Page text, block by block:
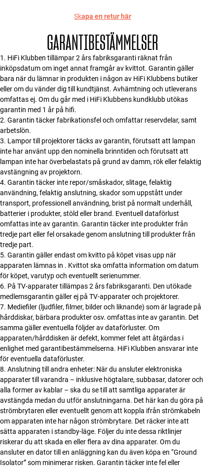
Skapa en retur här
GARANTIBESTÄMMELSER
HiFi Klubben tillämpar 2 års fabriksgaranti räknat från
inköpsdatum om inget annat framgår av kvittot. Garantin gäller
bara när du lämnar in produkten i någon av HiFi Klubbens butiker
eller om du vänder dig till kundtjänst. Avhämtning och utleverans
omfattas ej. Om du går med i HiFi Klubbens kundklubb utökas
garantin med 1 år på hifi.
Garantin täcker fabrikationsfel och omfattar reservdelar, samt
arbetslön.
Lampor till projektorer täcks av garantin, förutsatt att lampan
inte har använt upp den nominella brinntiden och förutsatt att
lampan inte har överbelastats på grund av damm, rök eller felaktig
avstängning av projektorn.
Garantin täcker inte repor/småskador, slitage, felaktig
användning, felaktig anslutning, skador som uppstått under
transport, professionell användning, brist på normalt underhåll,
batterier i produkter, stöld eller brand. Eventuell dataförlust
omfattas inte av garantin. Garantin täcker inte produkter från
tredje part eller fel orsakade genom anslutning till produkter från
tredje part.
Garantin gäller endast om kvitto på köpet visas upp när
apparaten lämnas in . Kvittot ska omfatta information om datum
för köpet, varutyp och eventuellt serienummer.
På TV-apparater tillämpas 2 års fabriksgaranti. Den utökade
medlemsgarantin gäller ej på TV-apparater och projektorer.
Mediefiler (ljudfiler, filmer, bilder och liknande) som är lagrade på
hårddiskar, bärbara produkter osv. omfattas inte av garantin. Det
samma gäller eventuella följder av dataförluster. Om
apparaten/hårddisken är defekt, kommer felet att åtgärdas i
enlighet med garantibestämmelserna. HiFi Klubben ansvarar inte
för eventuella dataförluster.
Anslutning till andra enheter: När du ansluter elektroniska
apparater till varandra – inklusive högtalare, subbasar, datorer och
alla former av kablar – ska du se till att samtliga apparater är
avstängda medan du utför anslutningarna. Det här kan du göra på
strömbrytaren eller eventuellt genom att koppla ifrån strömkabeln
om apparaten inte har någon strömbrytare. Det räcker inte att
sätta apparaten i standby-läge. Följer du inte dessa riktlinjer
riskerar du att skada en eller flera av dina apparater. Om du
ansluter en dator till en anläggning kan du även köpa en “Ground
Isolator” som minimerar risken. Garantin täcker inte fel eller